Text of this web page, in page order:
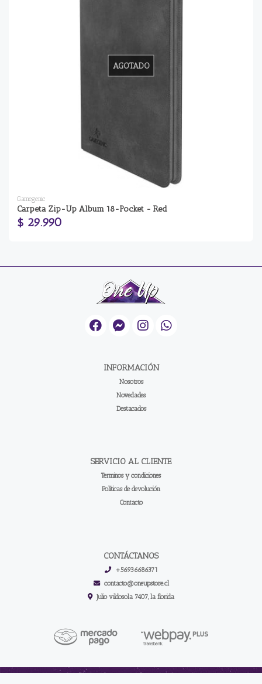
AGOTADO
Gamegenic
Carpeta Zip-Up Album 18-Pocket - Red
$ 29.990
INFORMACIÓN
Nosotros
Novedades
Destacados
SERVICIO AL CLIENTE
Terminos y condiciones
Políticas de devolución
Contacto
CONTÁCTANOS
+56936686371
contacto@oneupstore.cl
Julio vildosola 7407, la florida
One up store | Los Mejores Accesorios Para Tus Cartas © 2026